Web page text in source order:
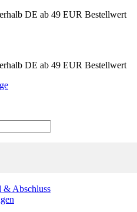
DE ab 49 EUR Bestellwert
DE ab 49 EUR Bestellwert
& Abschluss